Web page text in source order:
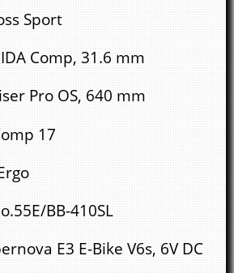
Sport
Comp, 31.6 mm
Pro OS, 640 mm
17
BB-410SL
E3 E-Bike V6s, 6V DC